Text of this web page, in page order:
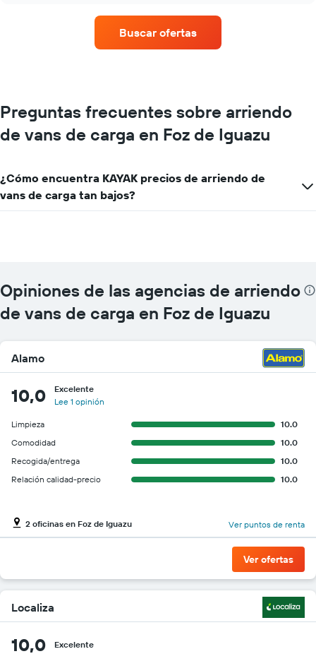
gráfico
muestra
X
que
indica
las
El
muestra
Y
que
indica
el
más
barato
un
auto
por
empresa.
Buscar ofertas
Preguntas frecuentes sobre arriendo
de vans de carga en Foz de Iguazu
¿Cómo encuentra KAYAK precios de arriendo de
vans de carga tan bajos?
Opiniones de las agencias de arriendo
de vans de carga en Foz de Iguazu
Alamo
10,0
Excelente
Lee 1 opinión
Limpieza
10.0
Comodidad
10.0
Recogida/entrega
10.0
Relación calidad-precio
10.0
2 oficinas en Foz de Iguazu Ver puntos de renta
Ver ofertas
Localiza
10,0 Excelente